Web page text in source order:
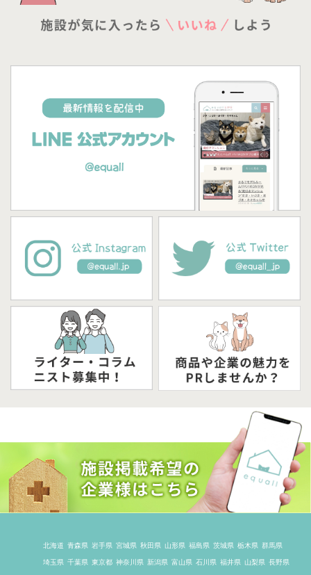
北海道 青森県 岩手県 宮城県 秋田県 山形県 福島県 茨城県 栃木県 群馬県
埼玉県 千葉県 東京都 神奈川県 新潟県 富山県 石川県 福井県 山梨県 長野県